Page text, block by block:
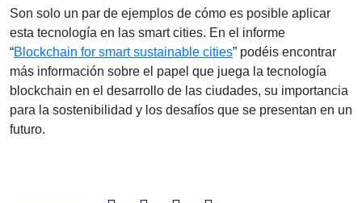
Son solo un par de ejemplos de cómo es posible aplicar
esta tecnología en las smart cities. En el informe
“Blockchain for smart sustainable cities” podéis encontrar
más información sobre el papel que juega la tecnología
blockchain en el desarrollo de las ciudades, su importancia
para la sostenibilidad y los desafíos que se presentan en un
futuro.